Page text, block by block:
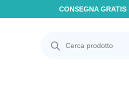
CONSEGNA